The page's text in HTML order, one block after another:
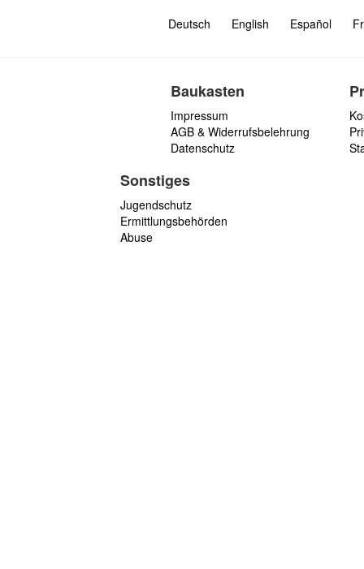
Deutsch English Español
Baukasten
Impressum
AGB & Widerrufsbelehrung
Datenschutz
Sonstiges
Jugendschutz
Ermittlungsbehörden
Abuse